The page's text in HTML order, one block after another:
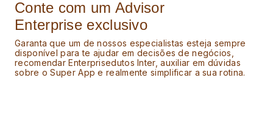
Conte com um Advisor
Enterprise exclusivo
Garanta que um de nossos especialistas esteja sempre
disponível para te ajudar em decisões de negócios,
recomendar Enterprisedutos Inter, auxiliar em dúvidas
sobre o Super App e realmente simplificar a sua rotina.